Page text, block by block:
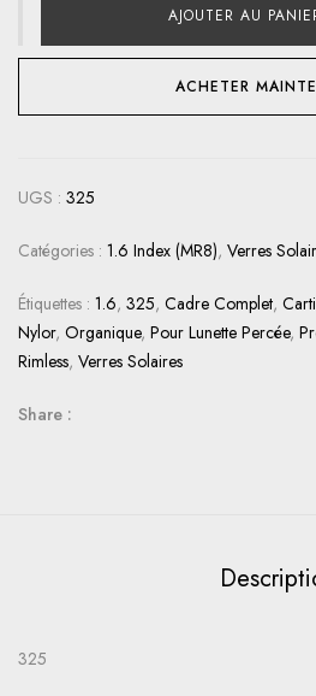
AJOUTER AU
ACHETER
UGS : 325
Catégories : 1.6 Index (MR8), Verres
Étiquettes : 1.6, 325, Cadre Complet,
Nylor, Organique, Pour Lunette Percée,
Rimless, Verres Solaires
Share :
325